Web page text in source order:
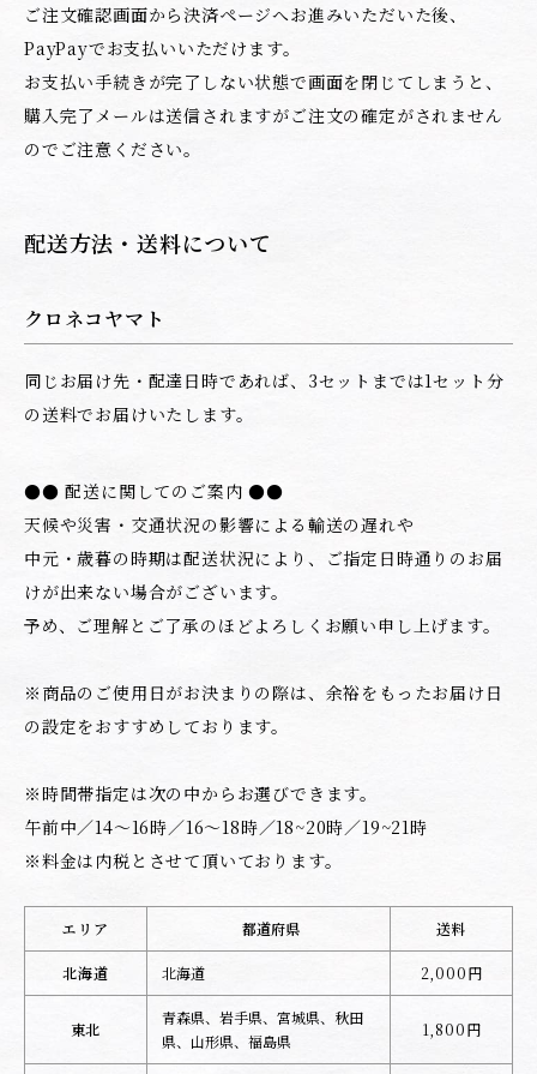
ご注文確認画面から決済ページへお進みいただいた後、
PayPayでお支払いいただけます。
お支払い手続きが完了しない状態で画面を閉じてしまうと、
購入完了メールは送信されますがご注文の確定がされません
のでご注意ください。
配送方法・送料について
クロネコヤマト
同じお届け先・配達日時であれば、3セットまでは1セット分
の送料でお届けいたします。
●● 配送に関してのご案内 ●●
天候や災害・交通状況の影響による輸送の遅れや
中元・歳暮の時期は配送状況により、ご指定日時通りのお届
けが出来ない場合がございます。
予め、ご理解とご了承のほどよろしくお願い申し上げます。
※商品のご使用日がお決まりの際は、余裕をもったお届け日
の設定をおすすめしております。
※時間帯指定は次の中からお選びできます。
午前中／14～16時／16～18時／18~20時／19~21時
※料金は内税とさせて頂いております。
エリア 都道府県 送料
北海道 北海道 2,000円
東北
青森県、岩手県、宮城県、秋田
県、山形県、福島県
1,800円